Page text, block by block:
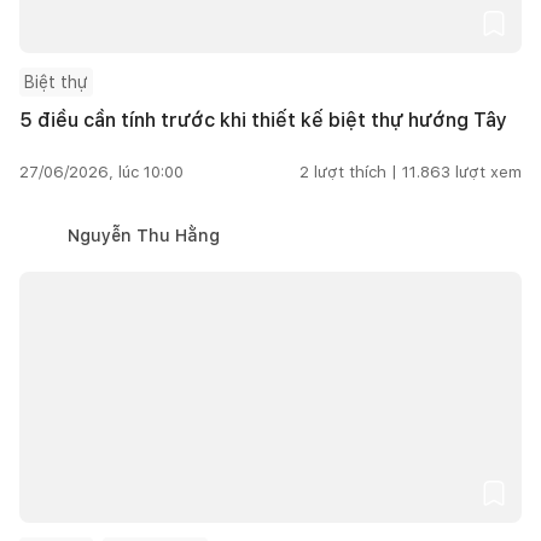
Biệt thự
5 điều cần tính trước khi thiết kế biệt thự hướng Tây
27/06/2026, lúc 10:00 2 lượt thích | 11.863 lượt xem
Nguyễn Thu Hằng